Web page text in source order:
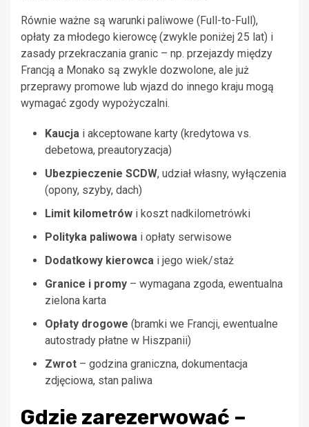
Równie ważne są warunki paliwowe (Full-to-Full),
opłaty za młodego kierowcę (zwykle poniżej 25 lat) i
zasady przekraczania granic – np. przejazdy między
Francją a Monako są zwykle dozwolone, ale już
przeprawy promowe lub wjazd do innego kraju mogą
wymagać zgody wypożyczalni.
Kaucja i akceptowane karty (kredytowa vs.
debetowa, preautoryzacja)
Ubezpieczenie SCDW, udział własny, wyłączenia
(opony, szyby, dach)
Limit kilometrów i koszt nadkilometrówki
Polityka paliwowa i opłaty serwisowe
Dodatkowy kierowca i jego wiek/staż
Granice i promy – wymagana zgoda, ewentualna
zielona karta
Opłaty drogowe (bramki we Francji, ewentualne
autostrady płatne w Hiszpanii)
Zwrot – godzina graniczna, dokumentacja
zdjęciowa, stan paliwa
Gdzie zarezerwować –